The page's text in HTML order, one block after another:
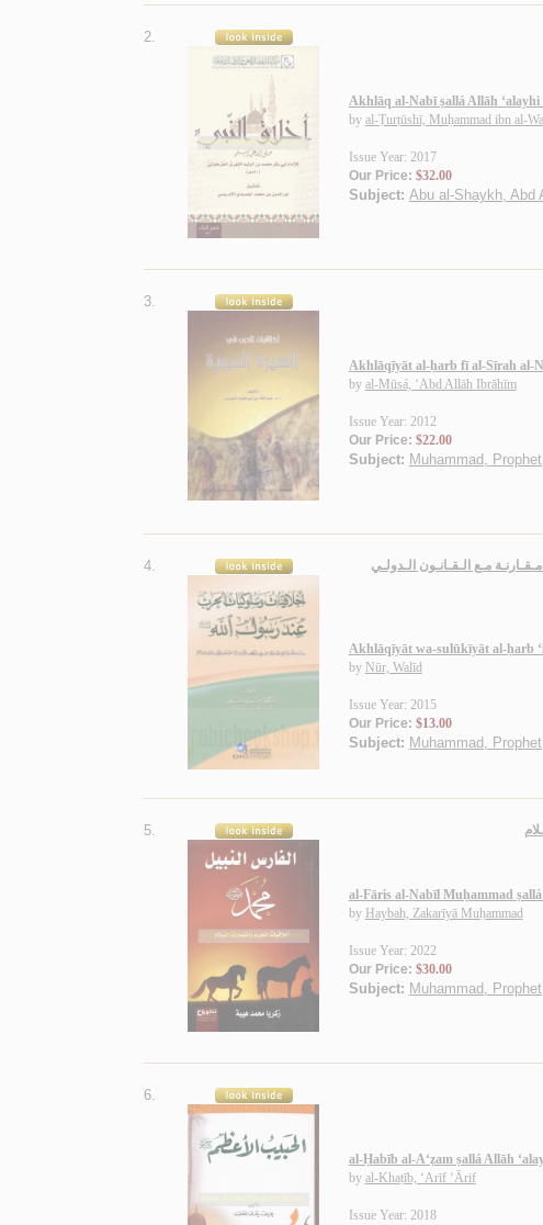
2.
Akhlāq al-Nabī ṣallá Allāh ‘alayhi
by al-Ṭurṭūshī, Muḥammad ibn al-
Issue Year: 2017
Our Price: $32.00
Subject: Abu al-Shaykh, Abd
3.
Akhlāqīyāt al-ḥarb fī al-Sīrah al-
by al-Mūsá, ‘Abd Allāh Ibrāhīm
Issue Year: 2012
Our Price: $22.00
Subject: Muhammad,
4.
مـع الـقـانـون الـدولـي
Akhlāqīyāt wa-sulūkīyāt al-ḥarb
by Nūr, Walīd
Issue Year: 2015
Our Price: $13.00
Subject: Muhammad,
5.
al-Fāris al-Nabīl Muḥammad
by Haybah, Zakarīyā Muḥammad
Issue Year: 2022
Our Price: $30.00
Subject: Muhammad,
6.
al-Ḥabīb al-A‘ẓam ṣallá Allāh
by al-Khaṭīb, ‘Arīf ‘Ārif
Issue Year: 2018